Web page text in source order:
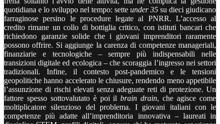
quotidiana e lo sviluppo nel tempo: sette under 35 su dieci giudicano
farraginose persino le procedure legate al PNRR. L’accesso al
credito rimane un collo di bottiglia critico, con istituti bancari che
richiedono garanzie solide che i giovani imprenditori raramente
possono offrire. Si aggiunge la carenza di competenze manageriali,
finanziarie e tecnologiche – sempre più indispensabili nelle
transizioni digitale ed ecologica – che scoraggia l’ingresso nei settori
tradizionali. Infine, il contesto post-pandemico e le tensioni
geopolitiche hanno accelerato le chiusure, rendendo meno appetibile
l’assunzione di rischi elevati senza adeguate reti di protezione. Un
fattore spesso sottovalutato è poi ilbrain drain, che agisce come
moltiplicatore silenzioso del problema. I giovani italiani con le
competenze più adatte all’imprenditoria innovativa – laureati in